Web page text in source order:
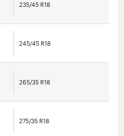
235/45 R18
245/45 R18
265/35 R18
275/35 R18